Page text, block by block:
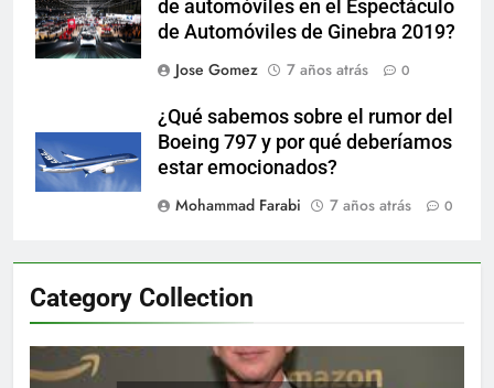
de automóviles en el Espectáculo
de Automóviles de Ginebra 2019?
Jose Gomez
7 años atrás 0
¿Qué sabemos sobre el rumor del
Boeing 797 y por qué deberíamos
estar emocionados?
Mohammad Farabi
7 años atrás 0
Category Collection